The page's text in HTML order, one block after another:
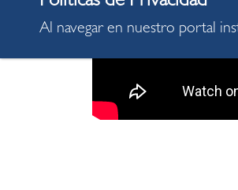
Al navegar en nuestro portal